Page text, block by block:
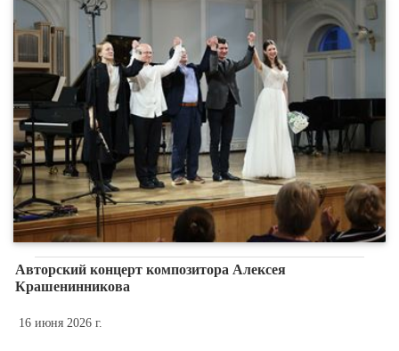
Авторский концерт композитора Алексея
Крашенинникова
16 июня 2026 г.